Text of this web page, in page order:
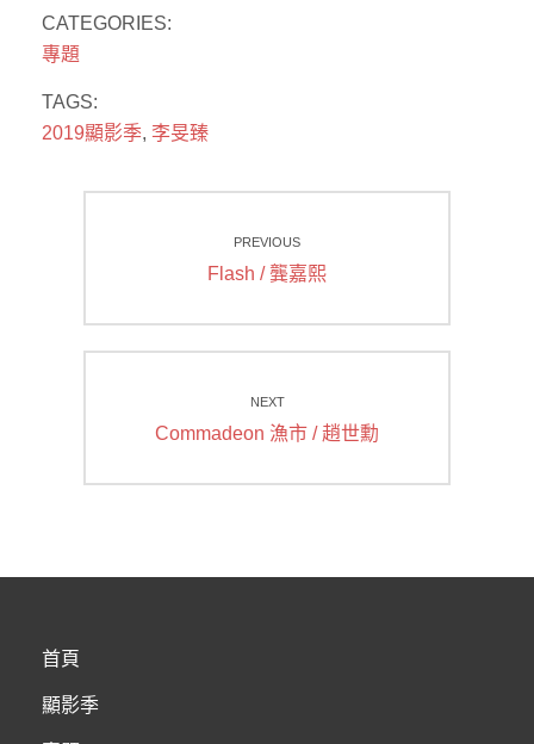
CATEGORIES:
專題
TAGS:
2019顯影季, 李旻臻
覽
PREVIOUS
Previous
Flash / 龔嘉熙
NEXT
Next
Commadeon 漁市 / 趙世勳
首頁
顯影季